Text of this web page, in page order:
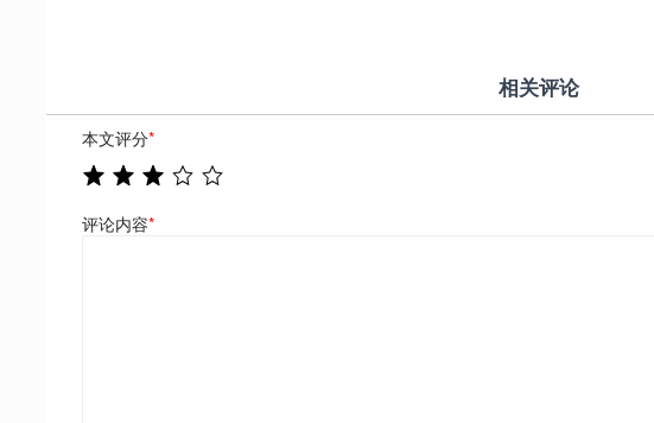
相关评论
本文评分*
评论内容*